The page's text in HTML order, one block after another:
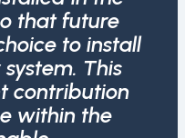
that future
to install
This
contribution
within the